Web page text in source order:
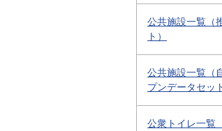
公共施設一覧（
ト）
公共施設一覧（
プンデータセッ
公衆トイレ一覧